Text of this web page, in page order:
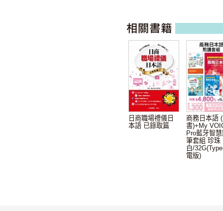
日商職場禮儀日
本語 已錄取篇
商務日本語
書)+My
Pro藍牙智
筆套組 珍珠
白/
電版)